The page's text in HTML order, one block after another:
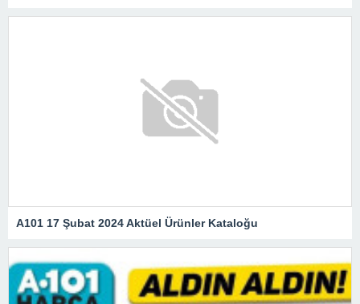
A101 17 Şubat 2024 Aktüel Ürünler Kataloğu